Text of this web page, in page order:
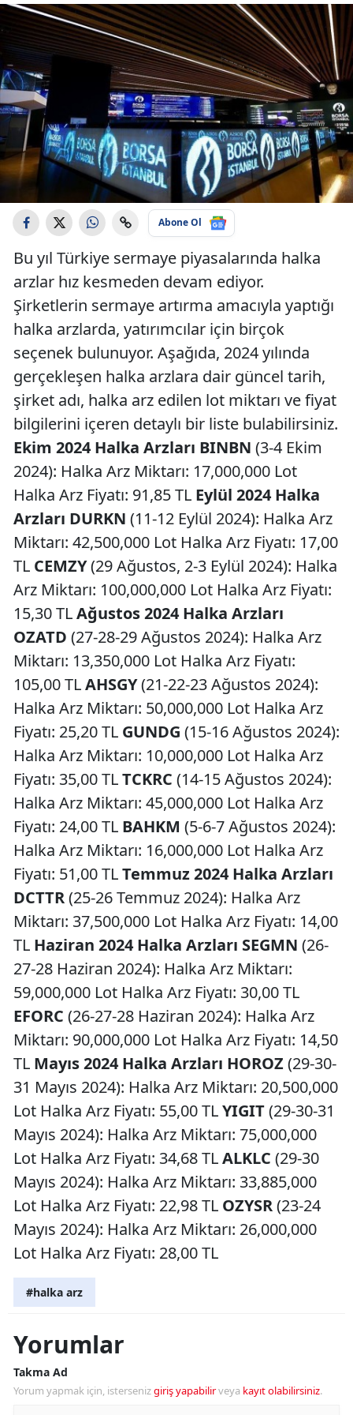
Abone Ol
Bu yıl Türkiye sermaye piyasalarında halka
arzlar hız kesmeden devam ediyor.
Şirketlerin sermaye artırma amacıyla yaptığı
halka arzlarda, yatırımcılar için birçok
seçenek bulunuyor. Aşağıda, 2024 yılında
gerçekleşen halka arzlara dair güncel tarih,
şirket adı, halka arz edilen lot miktarı ve fiyat
bilgilerini içeren detaylı bir liste bulabilirsiniz.
Ekim 2024 Halka Arzları BINBN (3-4 Ekim
2024): Halka Arz Miktarı: 17,000,000 Lot
Halka Arz Fiyatı: 91,85 TL Eylül 2024 Halka
Arzları DURKN (11-12 Eylül 2024): Halka Arz
Miktarı: 42,500,000 Lot Halka Arz Fiyatı: 17,00
TL CEMZY(29 Ağustos, 2-3 Eylül 2024): Halka
Arz Miktarı: 100,000,000 Lot Halka Arz Fiyatı:
15,30 TLAğustos 2024 Halka Arzları
OZATD (27-28-29 Ağustos 2024): Halka Arz
Miktarı: 13,350,000 Lot Halka Arz Fiyatı:
105,00 TLAHSGY(21-22-23 Ağustos 2024):
Halka Arz Miktarı: 50,000,000 Lot Halka Arz
Fiyatı: 25,20 TL GUNDG (15-16 Ağustos 2024):
Halka Arz Miktarı: 10,000,000 Lot Halka Arz
Fiyatı: 35,00 TLTCKRC (14-15 Ağustos 2024):
Halka Arz Miktarı: 45,000,000 Lot Halka Arz
Fiyatı: 24,00 TL BAHKM (5-6-7 Ağustos 2024):
Halka Arz Miktarı: 16,000,000 Lot Halka Arz
Fiyatı: 51,00 TLTemmuz 2024 Halka Arzları
DCTTR(25-26 Temmuz 2024): Halka Arz
Miktarı: 37,500,000 Lot Halka Arz Fiyatı: 14,00
TL Haziran 2024 Halka Arzları SEGMN (26-
27-28 Haziran 2024): Halka Arz Miktarı:
59,000,000 Lot Halka Arz Fiyatı: 30,00 TL
EFORC (26-27-28 Haziran 2024): Halka Arz
Miktarı: 90,000,000 Lot Halka Arz Fiyatı: 14,50
TL Mayıs 2024 Halka Arzları HOROZ (29-30-
31 Mayıs 2024): Halka Arz Miktarı: 20,500,000
Lot Halka Arz Fiyatı: 55,00 TLYIGIT(29-30-31
Mayıs 2024): Halka Arz Miktarı: 75,000,000
Lot Halka Arz Fiyatı: 34,68 TLALKLC (29-30
Mayıs 2024): Halka Arz Miktarı: 33,885,000
Lot Halka Arz Fiyatı: 22,98 TL OZYSR(23-24
Mayıs 2024): Halka Arz Miktarı: 26,000,000
Lot Halka Arz Fiyatı: 28,00 TL
#halka arz
Yorumlar
Takma Ad
Yorum yapmak için, istersenizgiriş yapabilirveya kayıt olabilirsiniz.